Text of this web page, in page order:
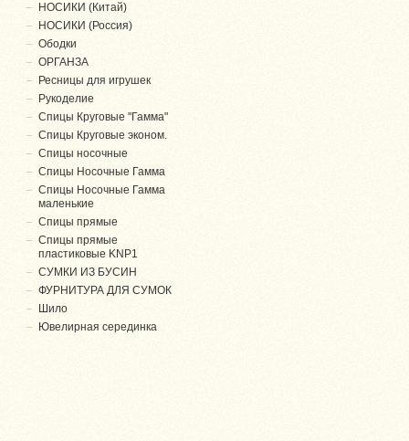
НОСИКИ (Китай)
НОСИКИ (Россия)
Ободки
ОРГАНЗА
Ресницы для игрушек
Рукоделие
Спицы Круговые "Гамма"
Спицы Круговые эконом.
Спицы носочные
Спицы Носочные Гамма
Спицы Носочные Гамма
маленькие
Спицы прямые
Спицы прямые
пластиковые KNP1
СУМКИ ИЗ БУСИН
ФУРНИТУРА ДЛЯ СУМОК
Шило
Ювелирная серединка